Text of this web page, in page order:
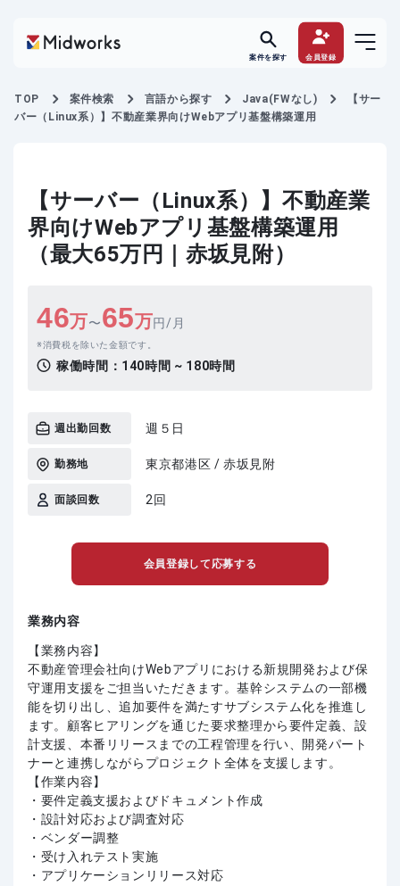
案件を探す 会員登録
TOP 案件検索 言語から探す Java(FWなし)
【サー
バー（Linux系）】不動産業界向けWebアプリ基盤構築運用
【サーバー（Linux系）】不動産業
界向けWebアプリ基盤構築運用
（最大65万円｜赤坂見附）
46万〜65万円/月
消費税を除いた金額です。
稼働時間： 140時間 ~ 180時間
週出勤回数 週５日
勤務地 東京都港区 / 赤坂見附
面談回数 2回
会員登録して応募する
業務内容
【業務内容】
不動産管理会社向けWebアプリにおける新規開発および保
守運用支援をご担当いただきます。基幹システムの一部機
能を切り出し、追加要件を満たすサブシステム化を推進し
ます。顧客ヒアリングを通じた要求整理から要件定義、設
計支援、本番リリースまでの工程管理を行い、開発パート
ナーと連携しながらプロジェクト全体を支援します。
【作業内容】
・要件定義支援およびドキュメント作成
・設計対応および調査対応
・ベンダー調整
・受け入れテスト実施
・アプリケーションリリース対応